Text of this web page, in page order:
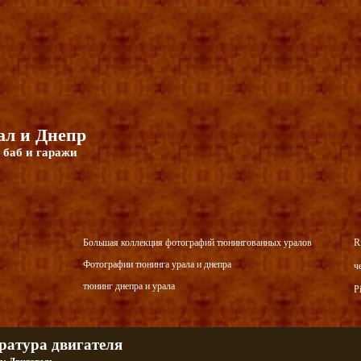
и Днепр
и гаражи
Большая коллекция фотографий тюнингованных уралов
Фотографии тюнинга урала и днепра
тюнинг днепра и урала
двигателя